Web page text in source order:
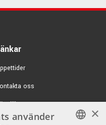
till John Petrucci’s
8795 kr/st
oss
×
använder